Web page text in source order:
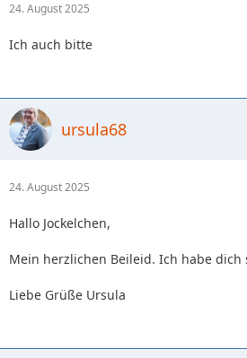
24. August 2025
Ich auch bitte
ursula68
24. August 2025
Hallo Jockelchen,
Mein herzlichen Beileid. Ich habe dich
Liebe Grüße Ursula